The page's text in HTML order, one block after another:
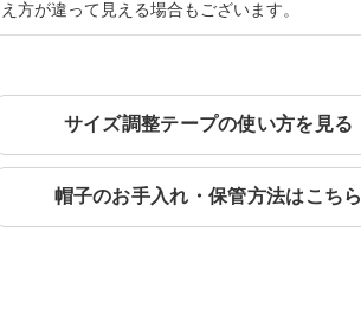
え方が違って見える場合もございます。
サイズ調整テープの使い方を見る
帽子のお手入れ・保管方法はこちら